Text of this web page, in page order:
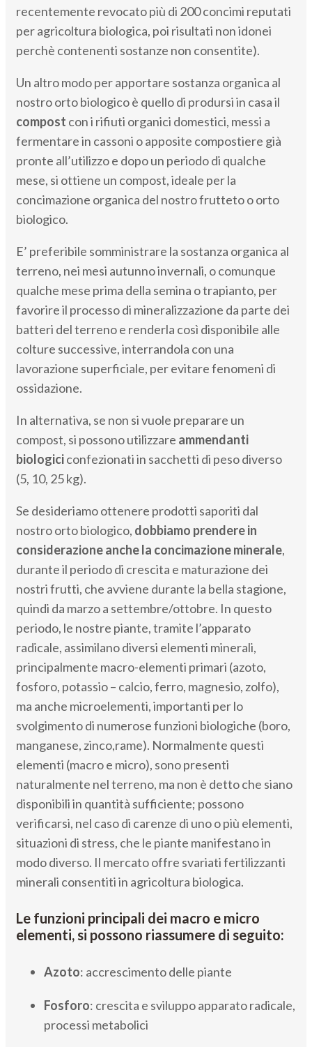
recentemente revocato più di 200 concimi reputati
per agricoltura biologica, poi risultati non idonei
perchè contenenti sostanze non consentite).
Un altro modo per apportare sostanza organica al
nostro orto biologico è quello di prodursi in casa il
compost con i rifiuti organici domestici, messi a
fermentare in cassoni o apposite compostiere già
pronte all’utilizzo e dopo un periodo di qualche
mese, si ottiene un compost, ideale per la
concimazione organica del nostro frutteto o orto
biologico.
E’ preferibile somministrare la sostanza organica al
terreno, nei mesi autunno invernali, o comunque
qualche mese prima della semina o trapianto, per
favorire il processo di mineralizzazione da parte dei
batteri del terreno e renderla così disponibile alle
colture successive, interrandola con una
lavorazione superficiale, per evitare fenomeni di
ossidazione.
In alternativa, se non si vuole preparare un
compost, si possono utilizzare ammendanti
biologiciconfezionati in sacchetti di peso diverso
(5, 10, 25 kg).
Se desideriamo ottenere prodotti saporiti dal
nostro orto biologico, dobbiamo prendere in
considerazione anche la concimazione minerale,
durante il periodo di crescita e maturazione dei
nostri frutti, che avviene durante la bella stagione,
quindi da marzo a settembre/ottobre. In questo
periodo, le nostre piante, tramite l’apparato
radicale, assimilano diversi elementi minerali,
principalmente macro-elementi primari (azoto,
fosforo, potassio – calcio, ferro, magnesio, zolfo),
ma anche microelementi, importanti per lo
svolgimento di numerose funzioni biologiche (boro,
manganese, zinco,rame). Normalmente questi
elementi (macro e micro), sono presenti
naturalmente nel terreno, ma non è detto che siano
disponibili in quantità sufficiente; possono
verificarsi, nel caso di carenze di uno o più elementi,
situazioni di stress, che le piante manifestano in
modo diverso. Il mercato offre svariati fertilizzanti
minerali consentiti in agricoltura biologica.
Le funzioni principali dei macro e micro
elementi, si possono riassumere di seguito:
Azoto: accrescimento delle piante
Fosforo: crescita e sviluppo apparato radicale,
processi metabolici